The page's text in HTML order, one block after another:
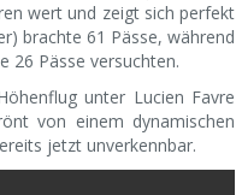
wert und zeigt sich perfekt
brachte 61 Pässe, während
26 Pässe versuchten.
unter Lucien Favre
von einem dynamischen
jetzt unverkennbar.